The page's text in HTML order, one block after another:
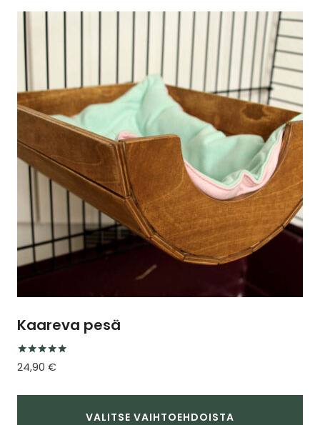
tuotteella
on
useampi
muunnelma.
Voit
tehdä
valinnat
tuotteen
sivulla.
Kaareva pesä
Arvostelu
tuotteesta:
/ 5
24,90 €
VALITSE VAIHTOEHDOISTA